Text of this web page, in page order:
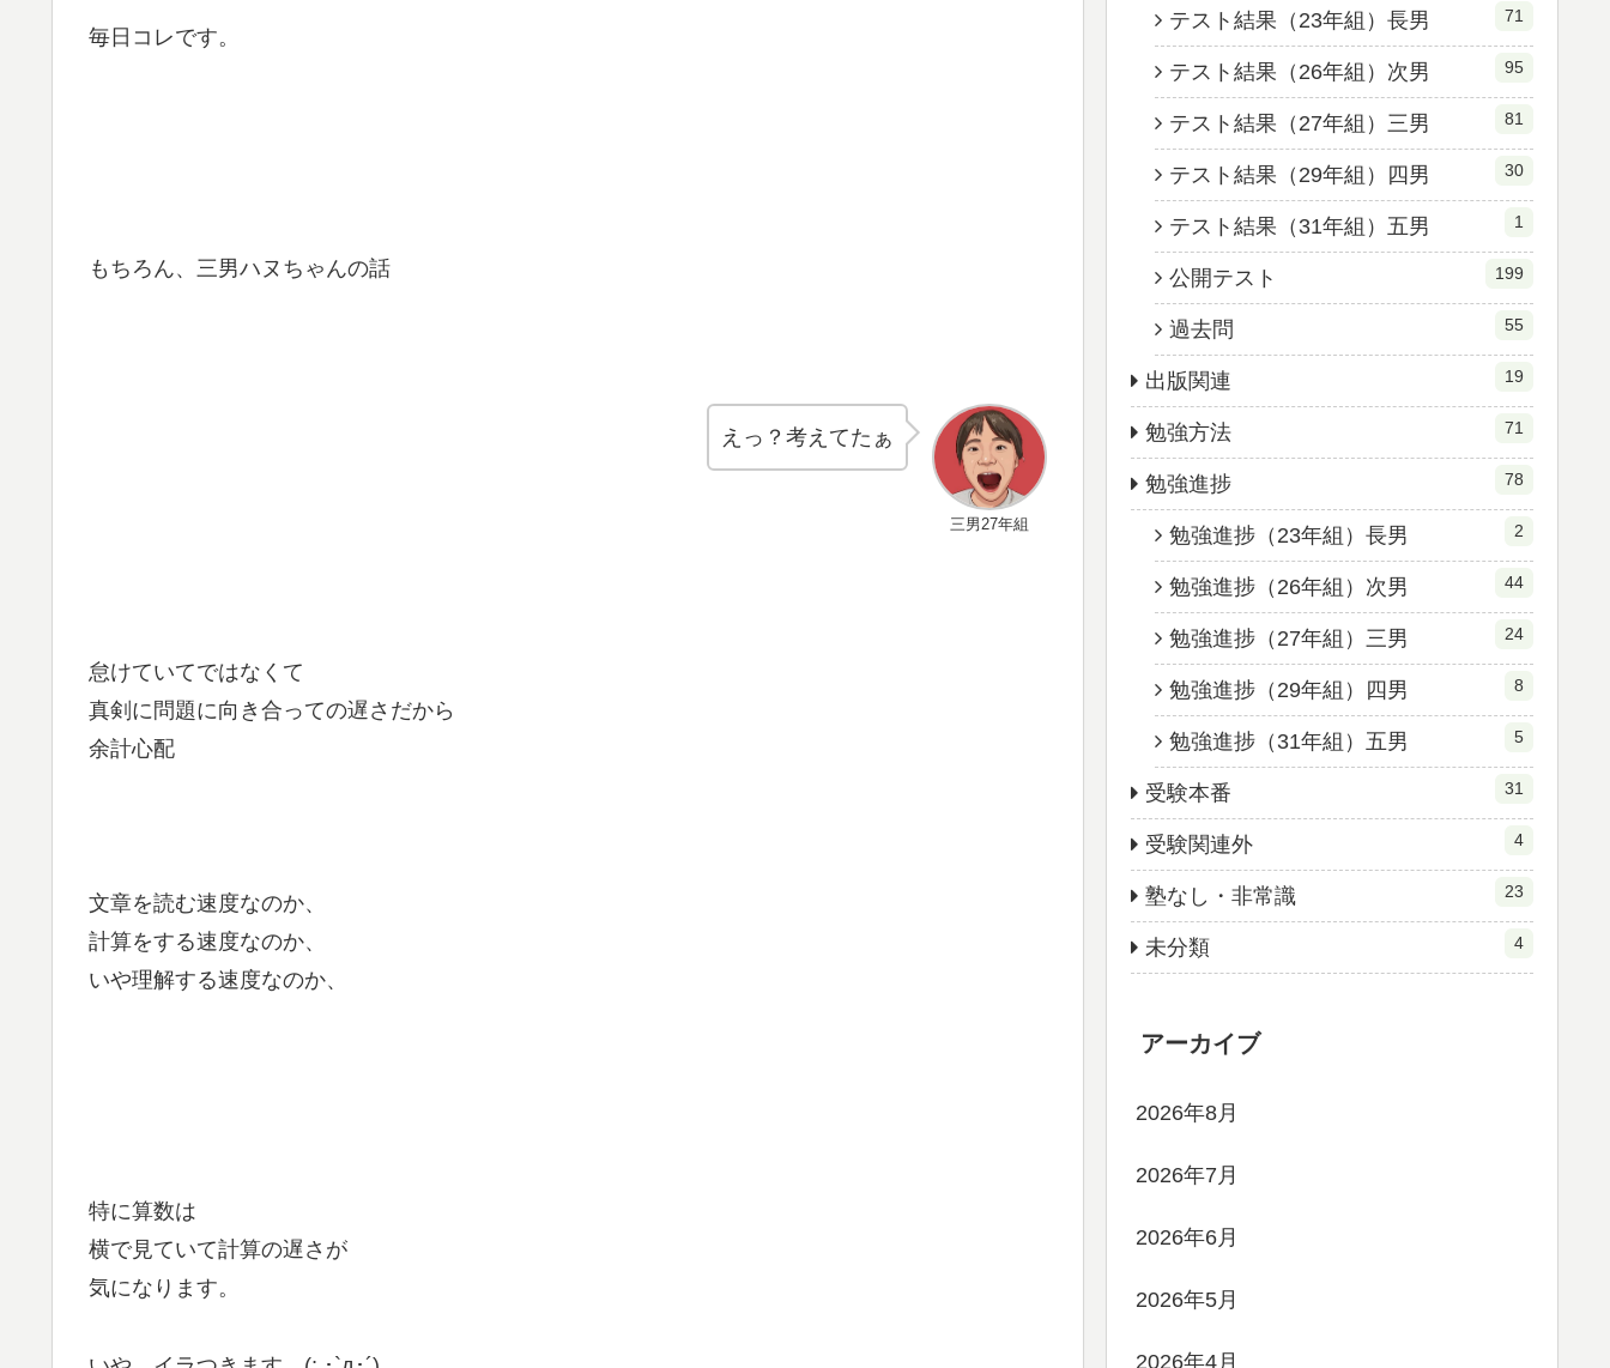
毎日コレです。
もちろん、三男ハヌちゃんの話
三男27年組
えっ？考えてたぁ
怠けていてではなくて
真剣に問題に向き合っての遅さだから
余計心配
文章を読む速度なのか、
計算をする速度なのか、
いや理解する速度なのか、
特に算数は
横で見ていて計算の遅さが
気になります。
テスト結果（23年組）長男 71
テスト結果（26年組）次男 95
テスト結果（27年組）三男 81
テスト結果（29年組）四男 30
テスト結果（31年組）五男 1
公開テスト 199
過去問 55
出版関連 19
勉強方法 71
勉強進捗 78
勉強進捗（23年組）長男 2
勉強進捗（26年組）次男 44
勉強進捗（27年組）三男 24
勉強進捗（29年組）四男 8
勉強進捗（31年組）五男 5
受験本番 31
受験関連外 4
塾なし・非常識 23
未分類 4
アーカイブ
2026年8月
2026年7月
2026年6月
2026年5月
2026年4月